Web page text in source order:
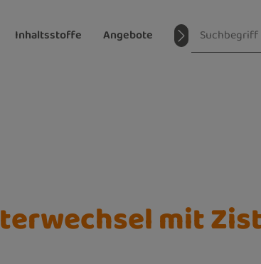
Inhaltsstoffe Angebote Magazin
mit